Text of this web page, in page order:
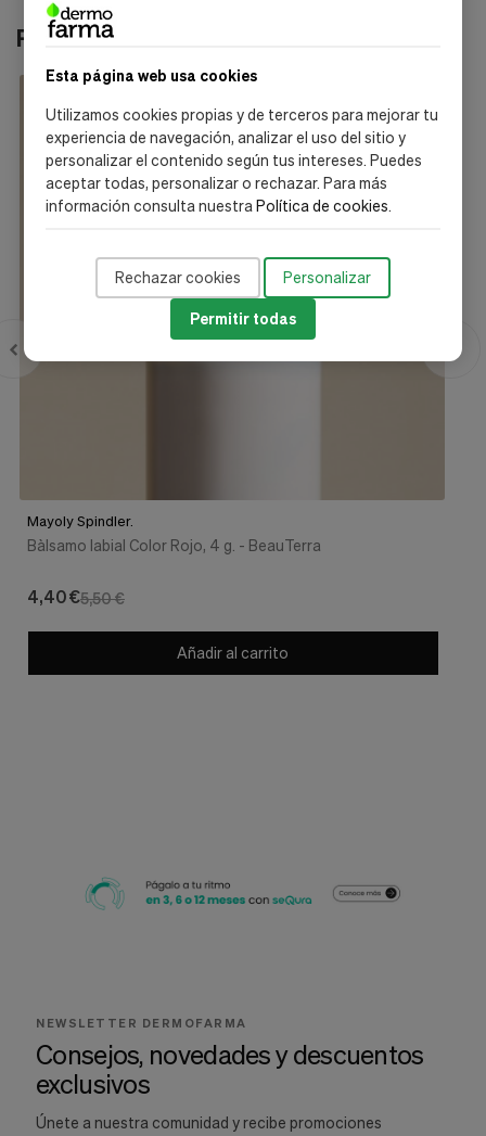
Esta página web usa cookies
Utilizamos cookies propias y de terceros para mejorar tu
experiencia de navegación, analizar el uso del sitio y
personalizar el contenido según tus intereses. Puedes
aceptar todas, personalizar o rechazar. Para más
información consulta nuestraPolítica de cookies.
Rechazar cookies Personalizar
Permitir todas
Productos relacionados
Mayoly Spindler.
Bàlsamo labial Color Rojo, 4 g. - BeauTerra
5,50 €
4,40 €
Añadir al carrito
NEWSLETTER DERMOFARMA
Consejos, novedades y descuentos
exclusivos
Únete a nuestra comunidad y recibe promociones